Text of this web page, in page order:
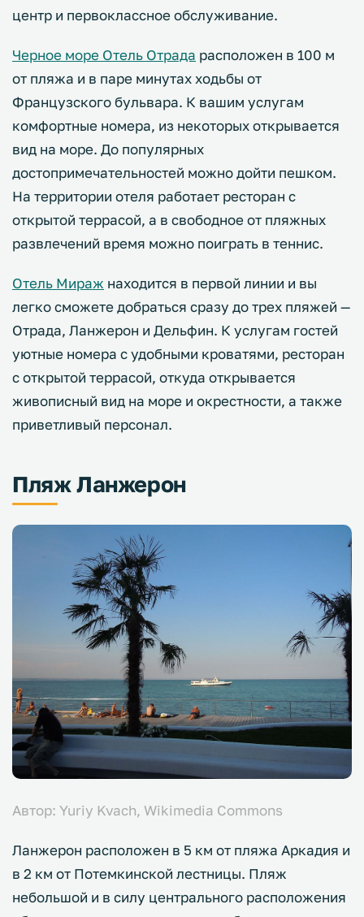
центр и первоклассное обслуживание.
Черное море Отель Отрада расположен в 100 м
от пляжа и в паре минутах ходьбы от
Французского бульвара. К вашим услугам
комфортные номера, из некоторых открывается
вид на море. До популярных
достопримечательностей можно дойти пешком.
На территории отеля работает ресторан с
открытой террасой, а в свободное от пляжных
развлечений время можно поиграть в теннис.
Отель Мираж находится в первой линии и вы
легко сможете добраться сразу до трех пляжей —
Отрада, Ланжерон и Дельфин. К услугам гостей
уютные номера с удобными кроватями, ресторан
с открытой террасой, откуда открывается
живописный вид на море и окрестности, а также
приветливый персонал.
Пляж Ланжерон
Автор: Yuriy Kvach, Wikimedia Commons
Ланжерон расположен в 5 км от пляжа Аркадия и
в 2 км от Потемкинской лестницы. Пляж
небольшой и в силу центрального расположения